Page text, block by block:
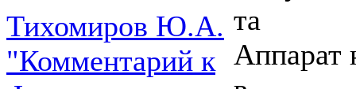
Тихомиров Ю.А.
"Комментарий к
та
Аппарат